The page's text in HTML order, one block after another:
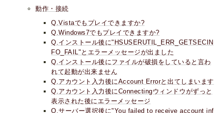
動作・接続
Q.Vistaでもプレイできますか?
Q.Windows7でもプレイできますか?
Q.インストール後に"HSUSERUTIL_ERR_GETSECIN
FO_FAIL"とエラーメッセージが出ました
Q.インストール後にファイルが破損をしていると言わ
れて起動が出来ません
Q.アカウント入力後にAccount Errorと出てしまいます
Q.アカウント入力後にConnectingウィンドウがずっと
表示された後にエラーメッセージ
Q.サーバー選択後に"You failed to receive account inf